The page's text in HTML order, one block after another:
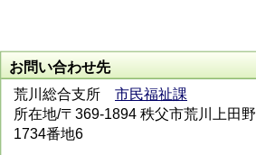
お問い合わせ先
荒川総合支所 市民福祉課
所在地/〒369-1894 秩父市荒川上田野
1734番地6